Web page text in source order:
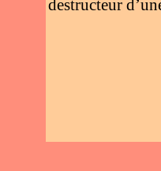
destructeur